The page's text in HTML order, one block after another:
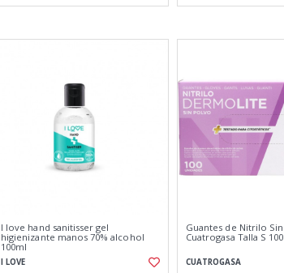
I love hand sanitisser gel
higienizante manos 70% alcohol
100ml
I LOVE
Guantes de Nitrilo
Cuatrogasa Talla S
CUATROGASA